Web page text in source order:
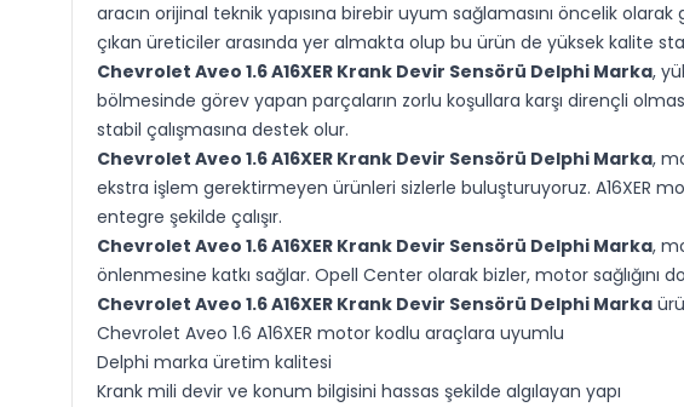
aracın orijinal teknik yapısına birebir uyum sağlamasını öncelik
çıkan üreticiler arasında yer almakta olup bu ürün de yüksek kalite
Chevrolet Aveo 1.6 A16XER Krank Devir Sensörü Delphi Marka,
bölmesinde görev yapan parçaların zorlu koşullara karşı dirençli
stabil çalışmasına destek olur.
Chevrolet Aveo 1.6 A16XER Krank Devir Sensörü Delphi Marka,
ekstra işlem gerektirmeyen ürünleri sizlerle buluşturuyoruz.
entegre şekilde çalışır.
Chevrolet Aveo 1.6 A16XER Krank Devir Sensörü Delphi Marka,
önlenmesine katkı sağlar. Opell Center olarak bizler, motor
Chevrolet Aveo 1.6 A16XER Krank Devir Sensörü Delphi Marka
Chevrolet Aveo 1.6 A16XER motor kodlu araçlara uyumlu
Delphi marka üretim kalitesi
Krank mili devir ve konum bilgisini hassas şekilde algılayan yapı